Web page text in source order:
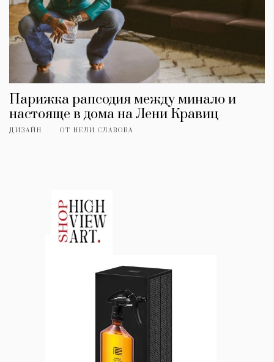
Парижка рапсодия между минало и
настояще в дома на Лени Кравиц
ДИЗАЙН ОТ НЕЛИ СЛАВОВА